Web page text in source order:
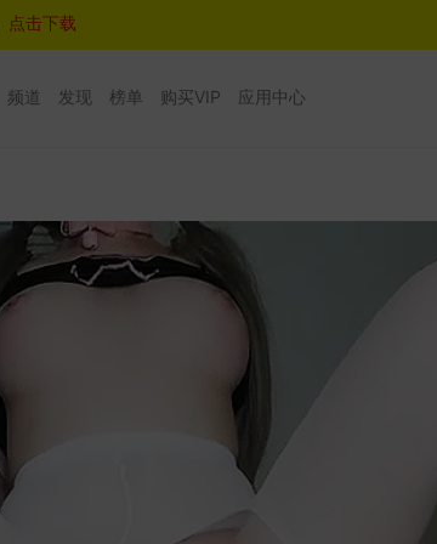
点击下载
频道 发现 榜单 购买VIP 应用中心